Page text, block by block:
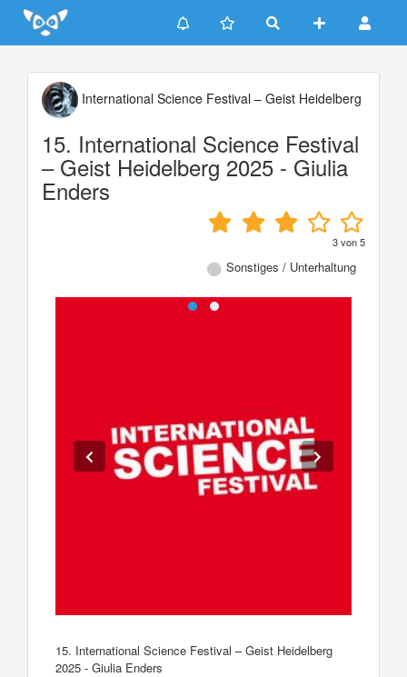
Update cookies preferences
International Science Festival – Geist Heidelberg
15. International Science Festival
– Geist Heidelberg 2025 - Giulia
Enders
3von5
Sonstiges / Unterhaltung
15. International Science Festival – Geist Heidelberg
2025 - Giulia Enders